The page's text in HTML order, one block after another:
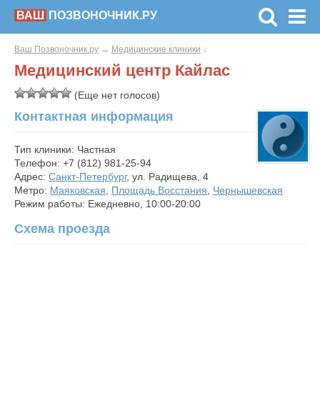
Ваш Позвоночник.ру → Медицинские клиники ↓
Медицинский центр Кайлас
(Еще нет голосов)
Контактная информация
Тип клиники: Частная
Телефон: +7 (812) 981-25-94
Адрес: Санкт-Петербург, ул. Радищева, 4
Метро: Маяковская Площадь Восстания
Чернышевская
Режим работы: Ежедневно, 10:00-20:00
Схема проезда
ВАШ ПОЗВОНОЧНИК.РУ